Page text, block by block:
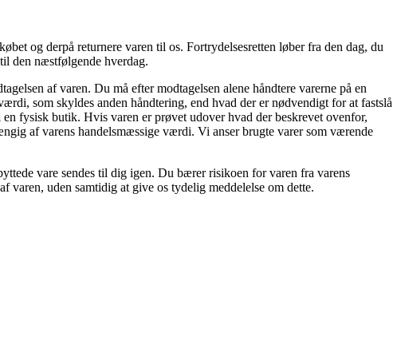
og derpå returnere varen til os. Fortrydelsesretten løber fra den dag, du
den næstfølgende hverdag.
af varen. Du må efter modtagelsen alene håndtere varerne på en
som skyldes anden håndtering, end hvad der er nødvendigt for at fastslå
fysisk butik. Hvis varen er prøvet udover hvad der beskrevet ovenfor,
af varens handelsmæssige værdi. Vi anser brugte varer som værende
vare sendes til dig igen. Du bærer risikoen for varen fra varens
uden samtidig at give os tydelig meddelelse om dette.